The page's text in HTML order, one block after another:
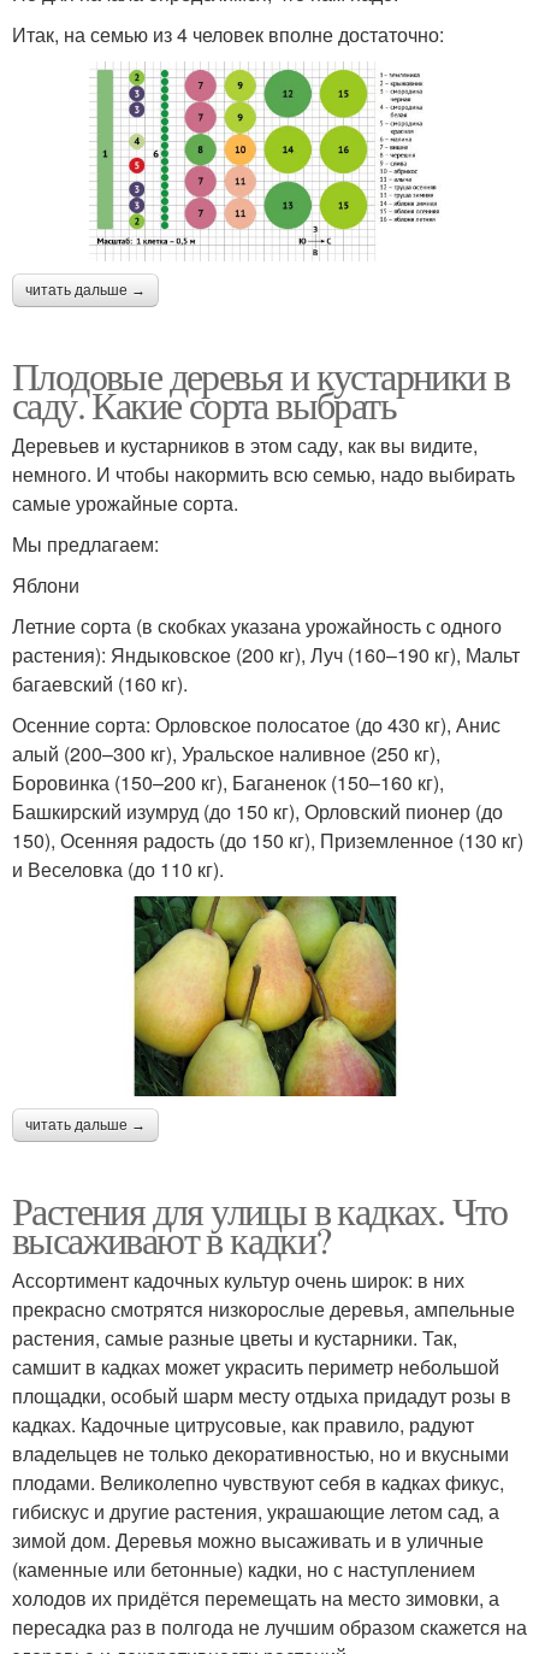
Итак, на семью из 4 человек вполне достаточно:
читать дальше →
Плодовые деревья и кустарники в
саду. Какие сорта выбрать
Деревьев и кустарников в этом саду, как вы видите,
немного. И чтобы накормить всю семью, надо выбирать
самые урожайные сорта.
Мы предлагаем:
Яблони
Летние сорта (в скобках указана урожайность с одного
растения): Яндыковское (200 кг), Луч (160–190 кг), Мальт
багаевский (160 кг).
Осенние сорта: Орловское полосатое (до 430 кг), Анис
алый (200–300 кг), Уральское наливное (250 кг),
Боровинка (150–200 кг), Баганенок (150–160 кг),
Башкирский изумруд (до 150 кг), Орловский пионер (до
150), Осенняя радость (до 150 кг), Приземленное (130 кг)
и Веселовка (до 110 кг).
читать дальше →
Растения для улицы в кадках. Что
высаживают в кадки?
Ассортимент кадочных культур очень широк: в них
прекрасно смотрятся низкорослые деревья, ампельные
растения, самые разные цветы и кустарники. Так,
самшит в кадках может украсить периметр небольшой
площадки, особый шарм месту отдыха придадут розы в
кадках. Кадочные цитрусовые, как правило, радуют
владельцев не только декоративностью, но и вкусными
плодами. Великолепно чувствуют себя в кадках фикус,
гибискус и другие растения, украшающие летом сад, а
зимой дом. Деревья можно высаживать и в уличные
(каменные или бетонные) кадки, но с наступлением
холодов их придётся перемещать на место зимовки, а
пересадка раз в полгода не лучшим образом скажется на